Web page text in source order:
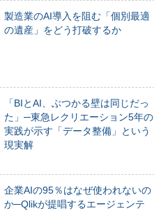
製造業のAI導入を阻む「個別最適
の遺産」をどう打破するか
「BIとAI、ぶつかる壁は同じだっ
た」─東急レクリエーション5年の
実践が示す「データ整備」という
現実解
企業AIの95％はなぜ使われないの
か─Qlikが提唱するエージェンテ